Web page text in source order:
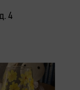
4